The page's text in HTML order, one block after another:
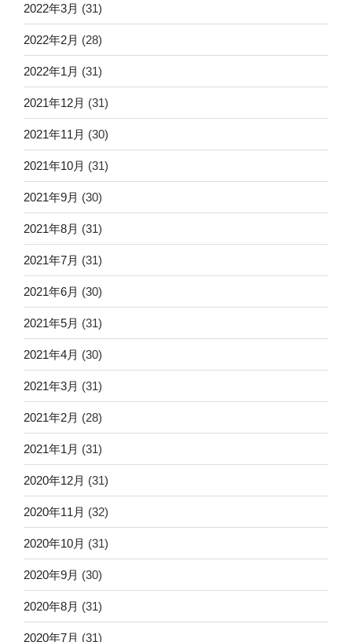
2022年3月 (31)
2022年2月 (28)
2022年1月 (31)
2021年12月 (31)
2021年11月 (30)
2021年10月 (31)
2021年9月 (30)
2021年8月 (31)
2021年7月 (31)
2021年6月 (30)
2021年5月 (31)
2021年4月 (30)
2021年3月 (31)
2021年2月 (28)
2021年1月 (31)
2020年12月 (31)
2020年11月 (32)
2020年10月 (31)
2020年9月 (30)
2020年8月 (31)
2020年7月 (31)